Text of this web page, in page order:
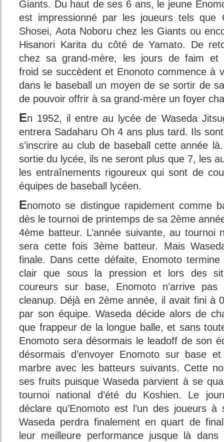
Giants. Du haut de ses 6 ans, le jeune
est impressionné par les joueurs tels que
Shosei, Aota Noboru chez les Giants ou
Hisanori Karita du côté de Yamato. De
chez sa grand-mère, les jours de faim et
froid se succèdent et Enonoto commence à
dans le baseball un moyen de se sortir de
de pouvoir offrir à sa grand-mère un foyer
En 1952, il entre au lycée de Waseda
entrera Sadaharu Oh 4 ans plus tard. Ils
s’inscrire au club de baseball cette année
sortie du lycée, ils ne seront plus que 7, les
les entraînements rigoureux qui sont de
équipes de baseball lycéen.
Enomoto se distingue rapidement comme
dès le tournoi de printemps de sa 2ème
4ème batteur. L’année suivante, au tournoi
sera cette fois 3ème batteur. Mais
finale. Dans cette défaite, Enomoto
clair que sous la pression et lors des
coureurs sur base, Enomoto n’arrive
cleanup. Déjà en 2ème année, il avait fini à
par son équipe. Waseda décide alors de
que frappeur de la longue balle, et sans
Enomoto sera désormais le leadoff de son
désormais d’envoyer Enomoto sur base
marbre avec les batteurs suivants. Cette
ses fruits puisque Waseda parvient à se
tournoi national d’été du Koshien. Le
déclare qu’Enomoto est l’un des joueurs
Waseda perdra finalement en quart de
leur meilleure performance jusque là dans